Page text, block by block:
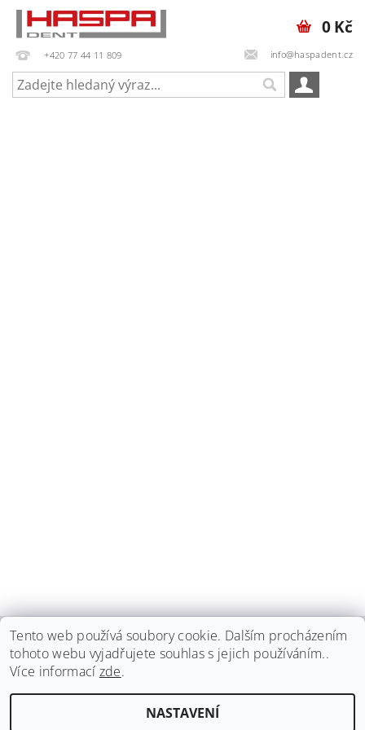
+420 77 44 11 809 info@haspadent.cz
0 Kč
haspadent.cz
HASPA dent, spol. s r.o., všechna práva vyhrazena
Tento web používá soubory cookie. Dalším procházením
tohoto webu vyjadřujete souhlas s jejich používáním..
Více informací zde.
NASTAVENÍ